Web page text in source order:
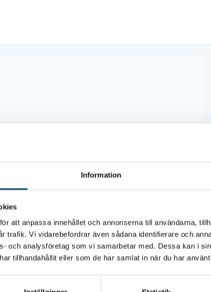
Information
att anpassa innehållet och annonserna till användarna,
trafik. Vi vidarebefordrar även sådana identifierare och
och analysföretag som vi samarbetar med. Dessa kan i
tillhandahållit eller som de har samlat in när du har